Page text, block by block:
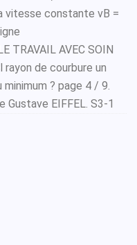
vitesse constante vB =
TRAVAIL AVEC SOIN
rayon de courbure un
? page 4 / 9.
Gustave EIFFEL. S3-1